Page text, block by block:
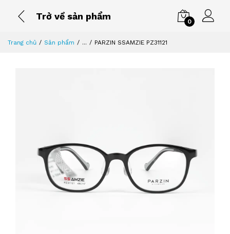
Trở về sản phẩm
0
Trang chủ Sản phẩm ... PARZIN SSAMZIE PZ31121